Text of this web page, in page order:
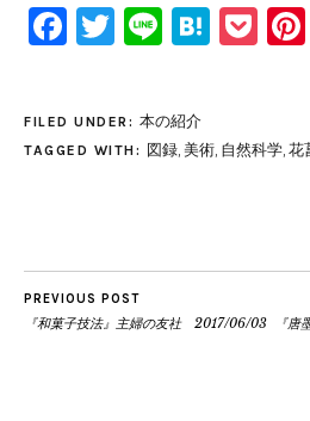
Facebook
Twitter
Line
FILED UNDER: 本の紹介
TAGGED WITH: 図録, 美術, 自然科学, 花
PREVIOUS POST
『和菓子技法』主婦の友社 2017/06/03
『